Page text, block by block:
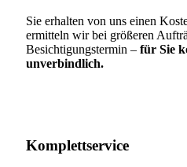
Sie erhalten von uns einen
ermitteln wir bei größeren
Besichtigungstermin – für Sie
unverbindlich.
Komplettservice​